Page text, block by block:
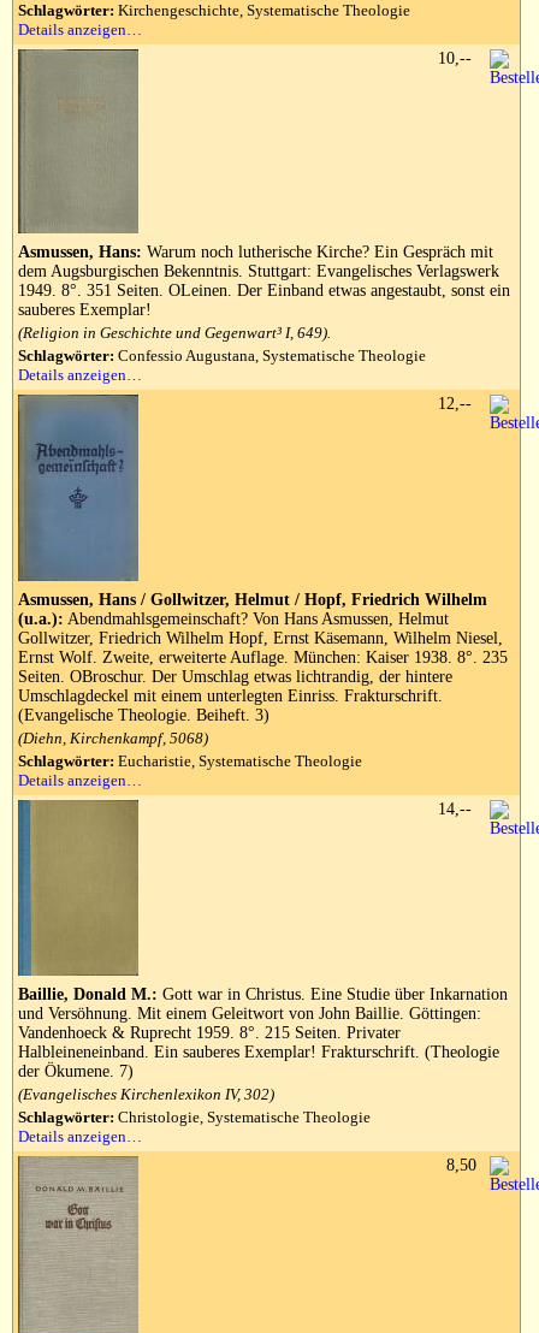
Schlagwörter: Kirchengeschichte, Systematische Theologie
Details anzeigen…
Asmussen, Hans: Warum noch lutherische Kirche? Ein Gespräch mit
dem Augsburgischen Bekenntnis. Stuttgart: Evangelisches Verlagswerk
1949. 8°. 351 Seiten. OLeinen. Der Einband etwas angestaubt, sonst ein
sauberes Exemplar!
(Religion in Geschichte und Gegenwart³ I, 649).
Schlagwörter: Confessio Augustana, Systematische Theologie
Details anzeigen…
10,--
Asmussen, Hans / Gollwitzer, Helmut / Hopf, Friedrich Wilhelm
(u.a.): Abendmahlsgemeinschaft? Von Hans Asmussen, Helmut
Gollwitzer, Friedrich Wilhelm Hopf, Ernst Käsemann, Wilhelm Niesel,
Ernst Wolf. Zweite, erweiterte Auflage. München: Kaiser 1938. 8°. 235
Seiten. OBroschur. Der Umschlag etwas lichtrandig, der hintere
Umschlagdeckel mit einem unterlegten Einriss. Frakturschrift.
(Evangelische Theologie. Beiheft. 3)
(Diehn, Kirchenkampf, 5068)
Schlagwörter: Eucharistie, Systematische Theologie
Details anzeigen…
12,--
Baillie, Donald M.: Gott war in Christus. Eine Studie über Inkarnation
und Versöhnung. Mit einem Geleitwort von John Baillie. Göttingen:
Vandenhoeck & Ruprecht 1959. 8°. 215 Seiten. Privater
Halbleineneinband. Ein sauberes Exemplar! Frakturschrift. (Theologie
der Ökumene. 7)
(Evangelisches Kirchenlexikon IV, 302)
Schlagwörter: Christologie, Systematische Theologie
Details anzeigen…
14,--
8,50